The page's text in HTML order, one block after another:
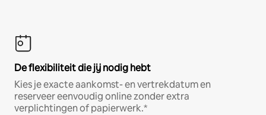
De flexibiliteit die jij nodig hebt
Kies je exacte aankomst- en vertrekdatum en
reserveer eenvoudig online zonder extra
verplichtingen of papierwerk.*